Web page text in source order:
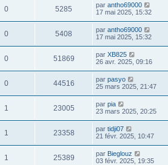
0 5285 par antho69000
17 mai 2025, 15:32
0 5408 par antho69000
17 mai 2025, 15:32
0 51869 par XB825
26 avr. 2025, 09:16
0 44516 par pasyo
25 mars 2025, 21:47
1 23005 par pia
23 mars 2025, 20:25
1 23358 par tidji07
21 févr. 2025, 10:47
1 25389 par Bieglouz
03 févr. 2025, 19:35